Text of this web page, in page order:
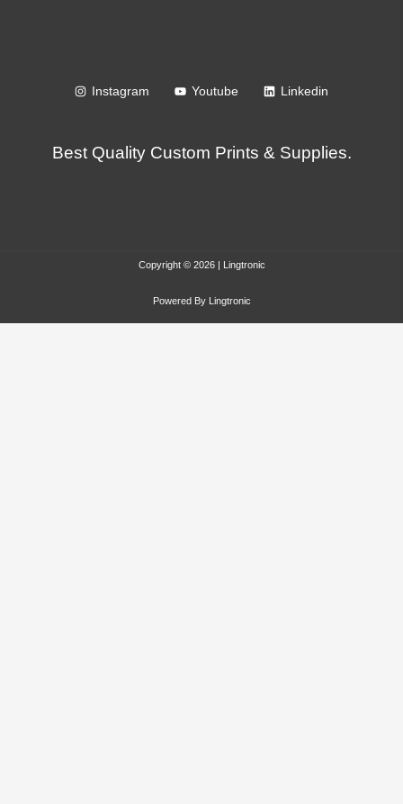
Instagram Youtube Linkedin
Best Quality Custom Prints & Supplies.
Copyright © 2026 | Lingtronic
Powered By Lingtronic